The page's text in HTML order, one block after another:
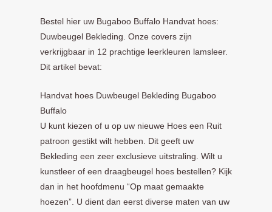
Bestel hier uw Bugaboo Buffalo Handvat hoes:
Duwbeugel Bekleding. Onze covers zijn
verkrijgbaar in 12 prachtige leerkleuren lamsleer.
Dit artikel bevat:
Handvat hoes Duwbeugel Bekleding Bugaboo
Buffalo
U kunt kiezen of u op uw nieuwe Hoes een Ruit
patroon gestikt wilt hebben. Dit geeft uw
Bekleding een zeer exclusieve uitstraling. Wilt u
kunstleer of een draagbeugel hoes bestellen? Kijk
dan in het hoofdmenu “Op maat gemaakte
hoezen”. U dient dan eerst diverse maten van uw